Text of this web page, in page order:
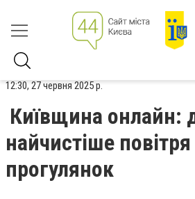
12:30, 27 червня 2025 р.
Київщина онлайн:
найчистіше
прогулянок